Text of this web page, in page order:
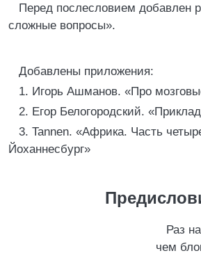
Перед послесловием добавлен
сложные вопросы».
Добавлены приложения:
1. Игорь Ашманов. «Про
2. Егор Белогородский.
3. Tannen. «Африка. Часть
Йоханнесбург»
Раз
чем